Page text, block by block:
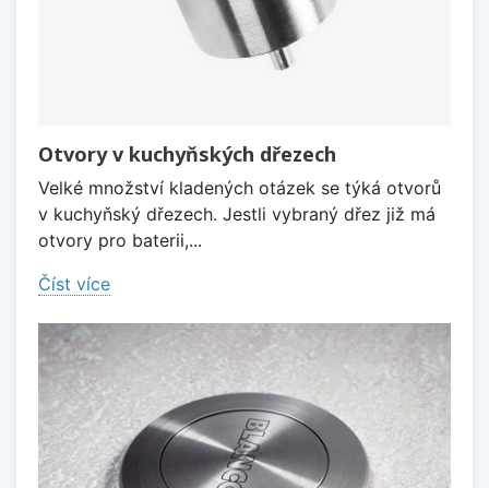
Otvory v kuchyňských dřezech
Velké množství kladených otázek se týká otvorů
v kuchyňský dřezech. Jestli vybraný dřez již má
otvory pro baterii,...
Číst více